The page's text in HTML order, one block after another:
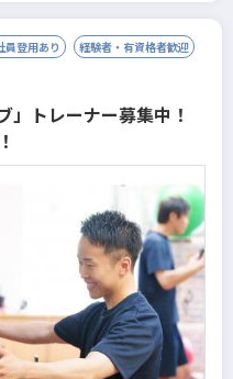
員登用あり
経験者・有資格者歓迎
」トレーナー募集中！